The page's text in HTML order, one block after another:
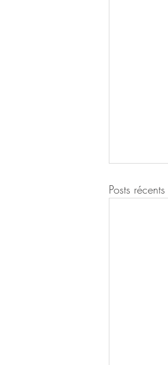
Posts récents